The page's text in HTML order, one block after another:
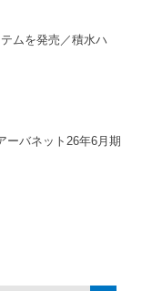
ムを発売／積水ハ
ーバネット26年6月期